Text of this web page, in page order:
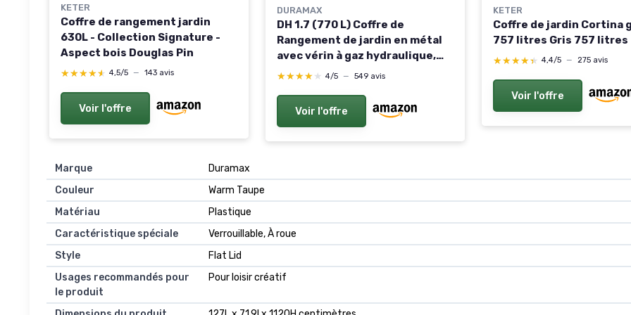
KETER
Coffre de rangement jardin
630L - Collection Signature -
Aspect bois Douglas Pin
★★★★★
★★★★★ 4,5/5 — 143 avis
Voir l'offre
DURAMAX
DH 1.7 (770 L) Coffre de
Rangement de jardin en métal
avec vérin à gaz hydraulique,
coffre de terrasse et
jardin, Boîte de rangement
coussins, anthracite 770L Gris
★★★★★
★★★★★ 4/5 — 549 avis
Voir l'offre
KETER
Coffre de jardin Cortina
757 litres Gris 757 litres
★★★★★
★★★★★ 4,4/5 — 275 avis
Voir l'offre
Marque
Duramax
Couleur
Warm Taupe
Matériau
Plastique
Caractéristique spéciale
Verrouillable, À roue
Style
Flat Lid
Usages recommandés pour
le produit
Pour loisir créatif